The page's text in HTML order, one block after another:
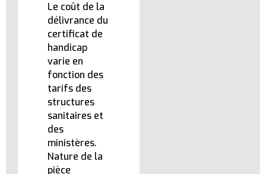
Le coût de la
délivrance du
certificat de
handicap
varie en
fonction des
tarifs des
structures
sanitaires et
des
ministères.
Nature de la
pièce